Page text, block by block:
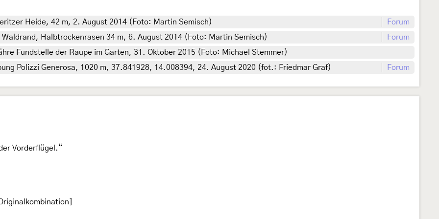
Heide, 42 m, 2. August 2014 (Foto: Martin Semisch)
Forum
Halbtrockenrasen 34 m, 6. August 2014 (Foto: Martin Semisch)
Forum
Fundstelle der Raupe im Garten, 31. Oktober 2015 (Foto: Michael Stemmer)
Polizzi Generosa, 1020 m, 37.841928, 14.008394, 24. August 2020 (fot.: Friedmar Graf)
Forum
Vorderflügel.“